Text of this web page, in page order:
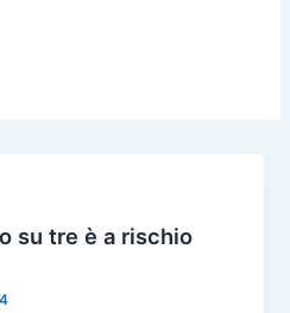
su tre è a rischio